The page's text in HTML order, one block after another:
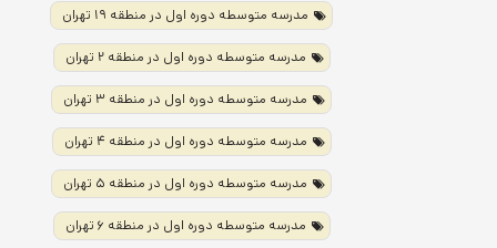
مدرسه متوسطه دوره اول در منطقه ۱۹ تهران
مدرسه متوسطه دوره اول در منطقه ۲ تهران
مدرسه متوسطه دوره اول در منطقه ۳ تهران
مدرسه متوسطه دوره اول در منطقه ۴ تهران
مدرسه متوسطه دوره اول در منطقه ۵ تهران
مدرسه متوسطه دوره اول در منطقه ۶ تهران